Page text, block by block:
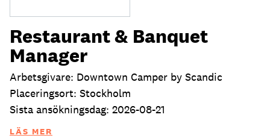
Restaurant & Banquet
Manager
Arbetsgivare: Downtown Camper by Scandic
Placeringsort: Stockholm
Sista ansökningsdag: 2026-08-21
LÄS MER